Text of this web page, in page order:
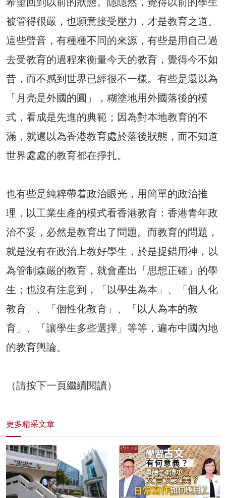
被管得很嚴，也願意接受壓力，才是教育之道。
這些聲音，有種種不同的來源，有些是用自己過
去受教育的過程來衡量今天的教育，覺得今不如
昔，而不感到世界已經很不一樣。有些是還以為
「月亮是外國的圓」，糊塗地用外國落後的模
式，看成是先進的典範；因為對本地教育的不
滿，就還以為香港教育處於落後狀態，而不知道
世界處處的教育都在掙扎。
也有些是純粹帶着政治眼光，用簡單的政治推
理，以工業生產的模式看香港教育：香港青年政
治不妥，必然是教育出了問題。而教育的問題，
就是沒有在政治上教好學生，於是捉錯用神，以
為管制森嚴的教育，就會產出「思想正確」的學
生；也沒有注意到，「以學生為本」、「個人化
教育」、「個性化教育」、「以人為本的教
育」、「讓學生多些選擇」等等，遍布中國內地
的教育輿論。
（請按下一頁繼續閱讀）
更多精采文章